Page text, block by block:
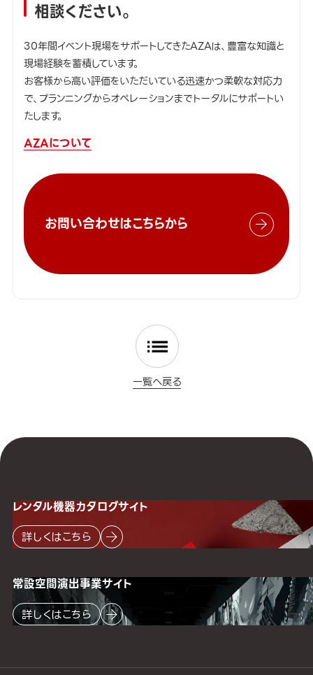
相談ください。
30年間イベント現場をサポートしてきたAZAは、豊富な知識と
現場経験を蓄積しています。
お客様から高い評価をいただいている迅速かつ柔軟な対応力
で、プランニングからオペレーションまでトータルにサポートい
たします。
AZAについて
お問い合わせはこちらから
一覧へ戻る
レンタル機器カタログサイト
詳しくはこちら
常設空間演出事業サイト
詳しくはこちら